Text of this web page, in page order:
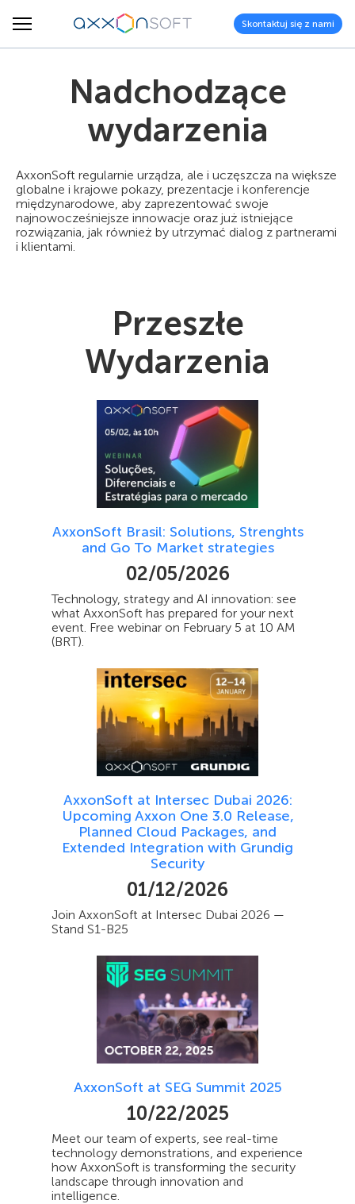
Skontaktuj się z nami
Nadchodzące
wydarzenia
AxxonSoft regularnie urządza, ale i uczęszcza na większe
globalne i krajowe pokazy, prezentacje i konferencje
międzynarodowe, aby zaprezentować swoje
najnowocześniejsze innowacje oraz już istniejące
rozwiązania, jak również by utrzymać dialog z partnerami
i klientami.
Przeszłe
Wydarzenia
AxxonSoft Brasil: Solutions, Strenghts
and Go To Market strategies
02/05/2026
Technology, strategy and AI innovation: see
what AxxonSoft has prepared for your next
event. Free webinar on February 5 at 10 AM
(BRT).
AxxonSoft at Intersec Dubai 2026:
Upcoming Axxon One 3.0 Release,
Planned Cloud Packages, and
Extended Integration with Grundig
Security
01/12/2026
Join AxxonSoft at Intersec Dubai 2026 —
Stand S1-B25
AxxonSoft at SEG Summit 2025
10/22/2025
Meet our team of experts, see real-time
technology demonstrations, and experience
how AxxonSoft is transforming the security
landscape through innovation and
intelligence.